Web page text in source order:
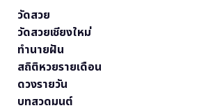
วัดสวย
วัดสวยเชียงใหม่
ทำนายฝัน
สถิติหวยรายเดือน
ดวงรายวัน
บทสวดมนต์